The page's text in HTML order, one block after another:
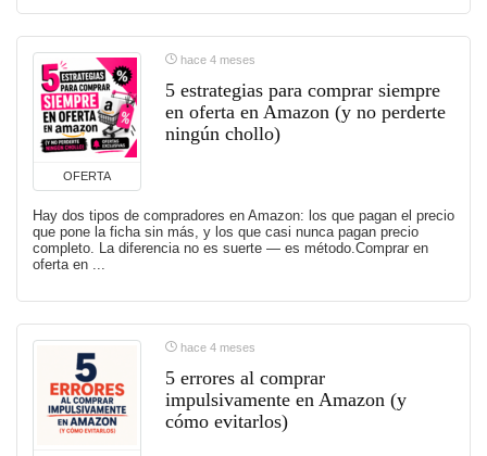
OFERTA
hace 4 meses
5 estrategias para comprar siempre
en oferta en Amazon (y no perderte
ningún chollo)
Hay dos tipos de compradores en Amazon: los que pagan el precio
que pone la ficha sin más, y los que casi nunca pagan precio
completo. La diferencia no es suerte — es método.Comprar en
oferta en ...
hace 4 meses
5 errores al comprar
impulsivamente en Amazon (y
cómo evitarlos)